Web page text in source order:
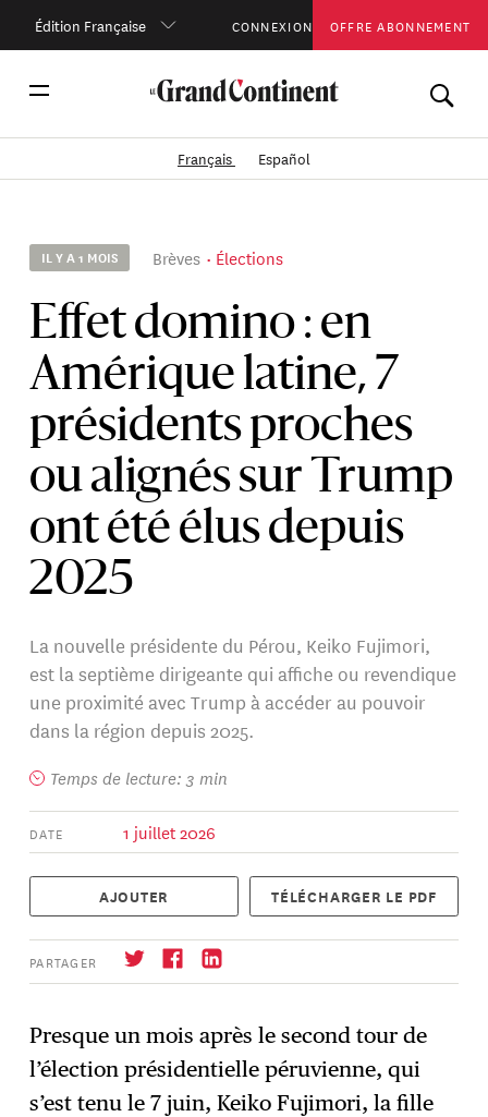
Édition Française CONNEXION OFFRE ABONNEMENT
Français Español
IL Y A 1 MOIS Brèves Élections
Effet domino : en
Amérique latine, 7
présidents proches
ou alignés sur Trump
ont été élus depuis
2025
La nouvelle présidente du Pérou, Keiko Fujimori,
est la septième dirigeante qui affiche ou revendique
une proximité avec Trump à accéder au pouvoir
dans la région depuis 2025.
Temps de lecture: 3 min
DATE 1 juillet 2026
AJOUTER TÉLÉCHARGER LE PDF
PARTAGER
→ S'abonner
Presque un mois après le second tour de
l’élection présidentielle péruvienne, qui
s’est tenu le 7 juin, Keiko Fujimori, la fille